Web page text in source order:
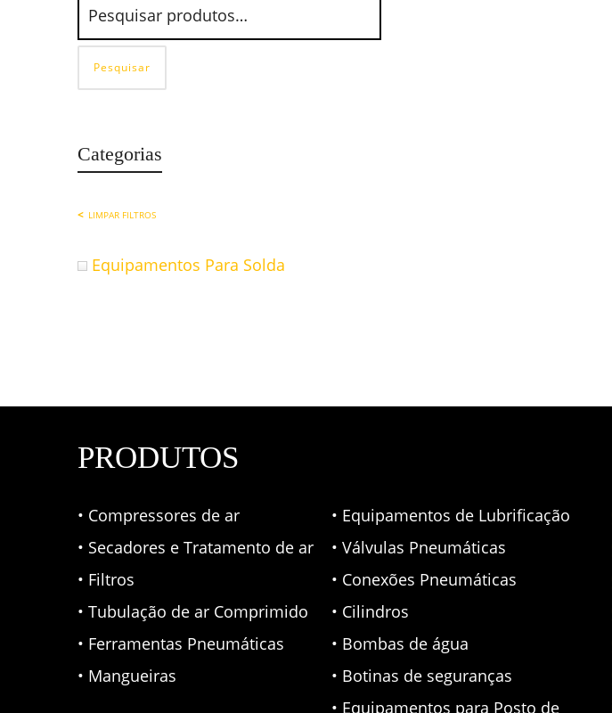
Pesquisar
Categorias
LIMPAR FILTROS
Equipamentos Para Solda
PRODUTOS
• Compressores de ar
• Secadores e Tratamento de ar
• Filtros
• Tubulação de ar Comprimido
• Ferramentas Pneumáticas
• Mangueiras
• Equipamentos de Lubrificação
• Válvulas Pneumáticas
• Conexões Pneumáticas
• Cilindros
• Bombas de água
• Botinas de seguranças
• Equipamentos para Posto de